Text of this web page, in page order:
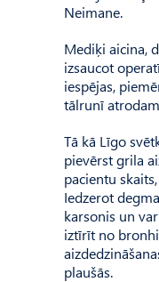
Neimane.
Mediķi aicina,
izsaucot
iespējas,
tālrunī
Tā kā Līgo
pievērst grila
pacientu
Iedzerot
karsonis un
iztīrīt no
plaušās.